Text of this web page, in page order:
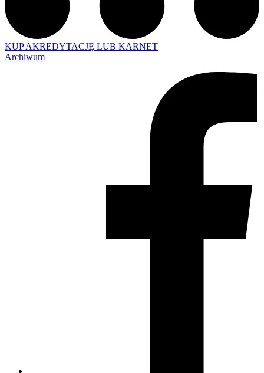
KUP AKREDYTACJĘ LUB KARNET
Archiwum